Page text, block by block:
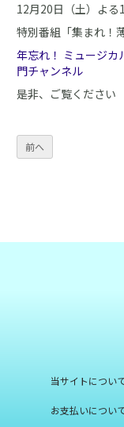
12月20日（土）よる
特別番組「集まれ！
年忘れ！ ミュージカ
門チャンネル
是非、ご覧ください
前へ
当サイトについ
お支払いについ